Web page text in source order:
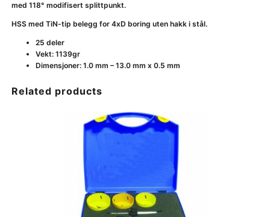
med 118° modifisert splittpunkt.
HSS med TiN-tip belegg for 4xD boring uten hakk i stål.
25 deler
Vekt: 1139gr
Dimensjoner: 1.0 mm – 13.0 mm x 0.5 mm
Related products